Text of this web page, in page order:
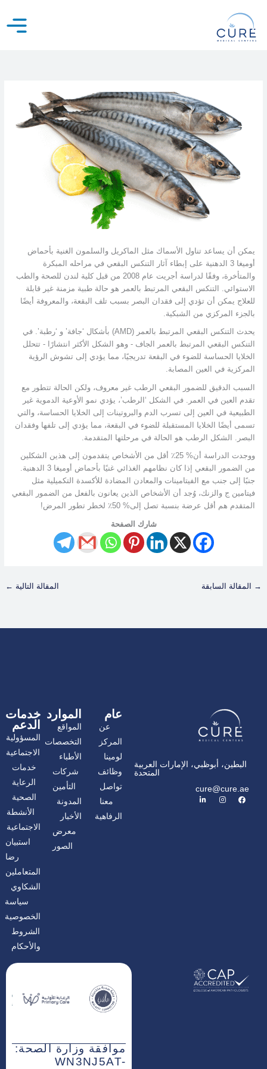
المحتوى
يمكن أن يساعد تناول الأسماك مثل الماكريل والسلمون الغنية بأحماض
أوميغا 3 الدهنية على إبطاء آثار التنكس البقعي في مراحله المبكرة
والمتأخرة، وفقًا لدراسة أجريت عام 2008 من قبل كلية لندن للصحة والطب
الاستوائي. التنكس البقعي المرتبط بالعمر هو حالة طبية مزمنة غير قابلة
للعلاج يمكن أن تؤدي إلى فقدان البصر بسبب تلف البقعة، والمعروفة أيضًا
بالجزء المركزي من الشبكية.
يحدث التنكس البقعي المرتبط بالعمر (AMD) بأشكال ‘جافة’ و ‘رطبة’. في
التنكس البقعي المرتبط بالعمر الجاف - وهو الشكل الأكثر انتشارًا - تتحلل
الخلايا الحساسة للضوء في البقعة تدريجيًا، مما يؤدي إلى تشوش الرؤية
المركزية في العين المصابة.
السبب الدقيق للضمور البقعي الرطب غير معروف، ولكن الحالة تتطور مع
تقدم العين في العمر. في الشكل ‘الرطب’، يؤدي نمو الأوعية الدموية غير
الطبيعية في العين إلى تسرب الدم والبروتينات إلى الخلايا الحساسة، والتي
تسمى أيضًا الخلايا المستقبلة للضوء في البقعة، مما يؤدي إلى تلفها وفقدان
البصر. الشكل الرطب هو الحالة في مرحلتها المتقدمة.
ووجدت الدراسة أن% 25٪ أقل من الأشخاص يتقدمون إلى هذين الشكلين
من الضمور البقعي إذا كان نظامهم الغذائي غنيًا بأحماض أوميغا 3 الدهنية.
جنبًا إلى جنب مع الفيتامينات والمعادن المضادة للأكسدة التكميلية مثل
فيتامين ج والزنك، وُجد أن الأشخاص الذين يعانون بالفعل من الضمور البقعي
المتقدم هم أقل عرضة بنسبة تصل إلى% 50٪ لخطر تطور المرض!
شارك الصفحة
→ المقالة السابقة المقالة التالية ←
البطين، أبوظبي، الإمارات العربية
المتحدة
cure@cure.ae
ف
ي
ا
ن
ل
ي
عام
عن
المركز
لومينا
وظائف
تواصل
معنا
الرفاهية
الموارد
المواقع
التخصصات
الأطباء
شركات
التأمين
المدونة
الأخبار
معرض
الصور
خدمات
الدعم
المسؤولية
الاجتماعية
خدمات
الرعاية
الصحية
الأنشطة
الاجتماعية
استبيان
رضا
المتعاملين
الشكاوي
سياسة
الخصوصية
الشروط
والأحكام
موافقة وزارة الصحة:
WN3NJ5AT-